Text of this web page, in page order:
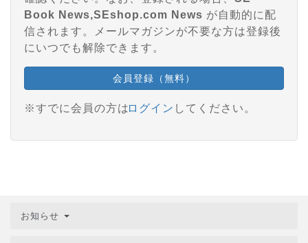
Book News,SEshop.com News が自動的に配
信されます。メールマガジンが不要な方は登録後
にいつでも解除できます。
会員登録（無料）
※すでに会員の方はログイン してください。
お知らせ